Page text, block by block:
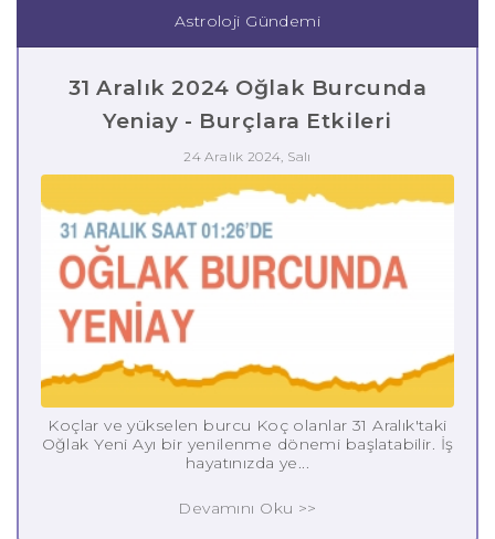
Astroloji Gündemi
31 Aralık 2024 Oğlak Burcunda
Yeniay - Burçlara Etkileri
24 Aralık 2024, Salı
Koçlar ve yükselen burcu Koç olanlar 31 Aralık'taki
Oğlak Yeni Ayı bir yenilenme dönemi başlatabilir. İş
hayatınızda ye...
Devamını Oku >>